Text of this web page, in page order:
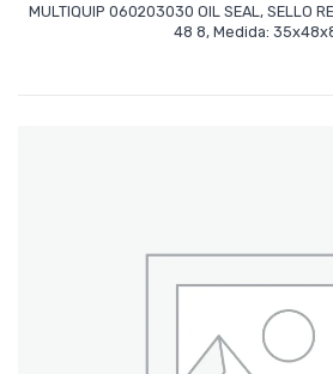
MULTIQUIP 060203030 OIL SEAL, SELLO
48 8, Medida:
Leer Más